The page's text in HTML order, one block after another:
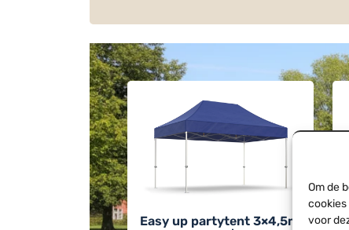
Om de
voor
Easy up partytent 3×4,5m